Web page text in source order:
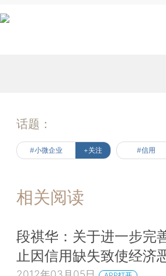
话题：
#小微企业 +关注 #信用
相关阅读
段祺华：关于进一步完
止因信用缺失致使经济